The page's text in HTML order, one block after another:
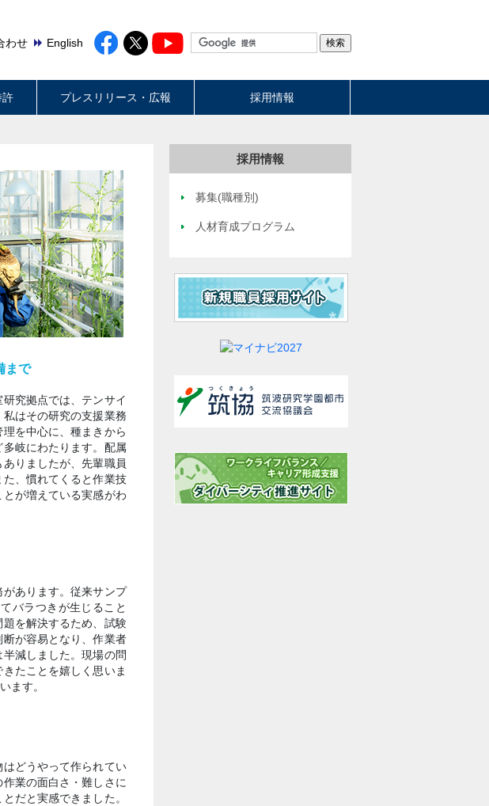
わせ English
許 プレスリリース・広報 採用情報
まで
究拠点では、テンサイ
はその研究の支援業務
を中心に、種まきから
岐にわたります。配属
りましたが、先輩職員
、慣れてくると作業技
が増えている実感がわ
あります。従来サンプ
バラつきが生じること
を解決するため、試験
が容易となり、作業者
減しました。現場の問
たことを嬉しく思いま
ます。
どうやって作られてい
業の面白さ・難しさに
だと実感できました。
採用情報
募集(職種別)
人材育成プログラム